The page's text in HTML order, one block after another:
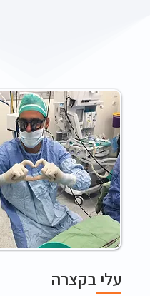
עלי בקצרה